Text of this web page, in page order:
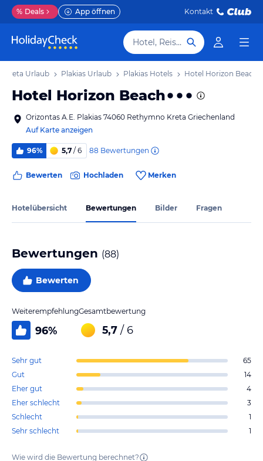
% Deals App öffnen Kontakt
Hotel, Reiseziel
Kreta Urlaub Plakias Urlaub Plakias Hotels Hotel Horizon Beach
Hotel Horizon Beach
Orizontas A.E. Plakias 74060 Rethymno Kreta Griechenland
Auf Karte anzeigen
96% 5,7 / 6 88 Bewertungen
Bewerten Hochladen Merken
Hotelübersicht Bewertungen Bilder Fragen
Bewertungen (88)
Bewerten
Weiterempfehlung
96%
Gesamtbewertung
5,7 / 6
Sehr gut
65
Gut
14
Eher gut
4
Eher schlecht
3
Schlecht
1
Sehr schlecht
1
Wie wird die Bewertung berechnet?